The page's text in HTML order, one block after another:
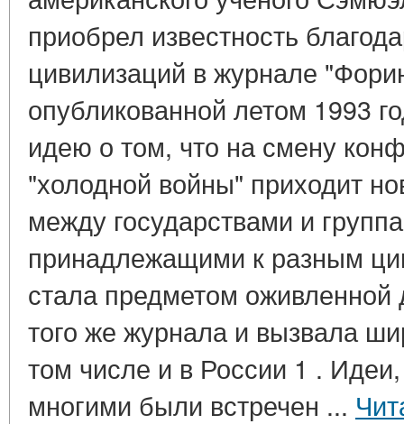
приобрел известность
цивилизаций в журнале
опубликованной летом 1993
идею о том, что на смену
"холодной войны" приходит
между государствами и
принадлежащими к разным
стала предметом оживленной
того же журнала и вызвала
том числе и в России 1 .
многими были встречен ...